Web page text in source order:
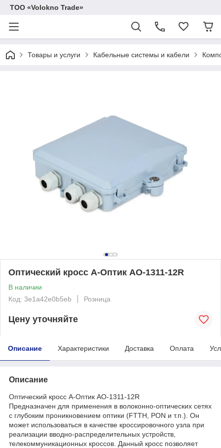
ТОО «Volokno Trade»
Товары и услуги Кабельные системы и кабели
Оптический кросс А-Оптик AO-1311-12R
В наличии
Код: 3e1a42e0b5eb
Розница
Цену уточняйте
Описание Характеристики Доставка Оплата
Описание
Оптический кросс А-Оптик AO-1311-12R
Предназначен для применения в волоконно-оптических сетях
с глубоким проникновением оптики (FTTH, PON и т.п.). Он
может использоваться в качестве кроссировочного узла при
реализации вводно-распределительных устройств,
телекоммуникационных кроссов. Данный кросс позволяет